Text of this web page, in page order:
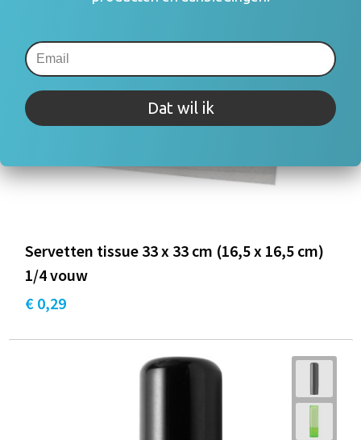
Servetten tissue 33 x 33 cm (16,5 x 16,5 cm)
1/4 vouw
€ 0,29
Dat wil ik